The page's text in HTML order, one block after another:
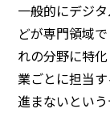
一般的にデジ
どが専門領域
れの分野に特
業ごとに担当
進まないとい